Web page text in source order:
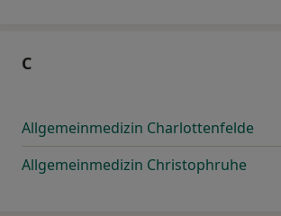
C
Allgemeinmedizin Charlottenfelde
Allgemeinmedizin Christophruhe